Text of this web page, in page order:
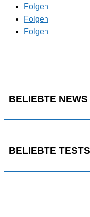
Folgen
Folgen
Folgen
BELIEBTE NEWS
BELIEBTE TESTS